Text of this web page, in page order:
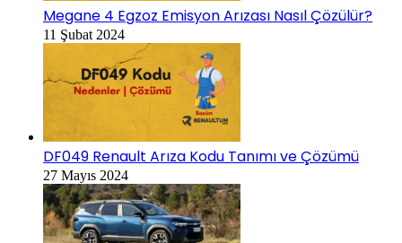
Megane 4 Egzoz Emisyon Arızası Nasıl Çözülür?
11 Şubat 2024
DF049 Renault Arıza Kodu Tanımı ve Çözümü
27 Mayıs 2024